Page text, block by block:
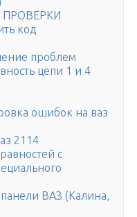
код
проблем
цепи 1 и 4
ошибок на ваз
2114
с
ВАЗ (Калина,